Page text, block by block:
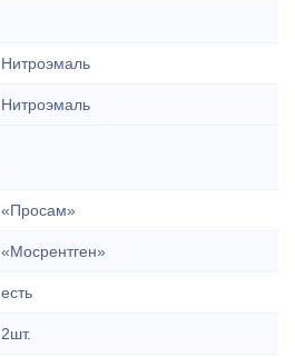
Нитроэмаль
Нитроэмаль
«Просам»
«Мосрентген»
есть
2шт.